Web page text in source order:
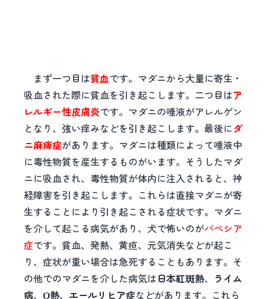
まず一つ目は貧血です。マダニから大量に寄生・
吸血された際に貧血を引き起こします。二つ目はア
レルギー性皮膚炎です。マダニの唾液がアレルゲン
となり、強い痒みなどを引き起こします。最後に ダ
ニ麻痺症があります。マダニは種類によって唾液中
に毒性物質を産生するものがいます。そうしたマダ
ニに吸血され、毒性物質が体内に注入されると、神
経障害を引き起こします。これらは直接マダニが寄
生することにより引き起こされる症状です。マダニ
を介して起こる病気があり、犬で怖いのがバベシア
症です。貧血、発熱、黄疸、元気消失などが起こ
り、症状が重い場合は急死することもあります。そ
の他でのマダニを介した病気は日本紅斑熱、
ライム
病、 Q熱、 エールリヒア症などがあります。これら